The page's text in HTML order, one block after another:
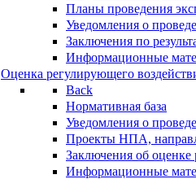
Планы проведения
Уведомления о
Заключения по
Информационные
Оценка регулирующего
Back
Нормативная база
Уведомления о
Проекты НПА,
Заключения об
Информационные